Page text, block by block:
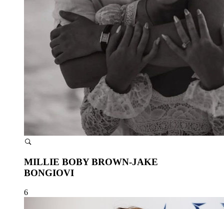
MILLIE BOBY BROWN-JAKE
BONGIOVI
6